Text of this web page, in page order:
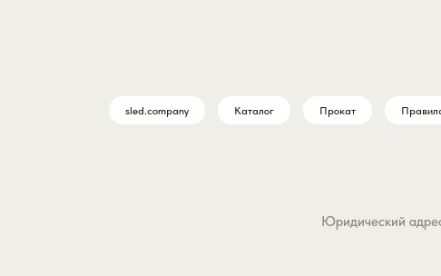
sled.company Каталог Прокат
Юридический